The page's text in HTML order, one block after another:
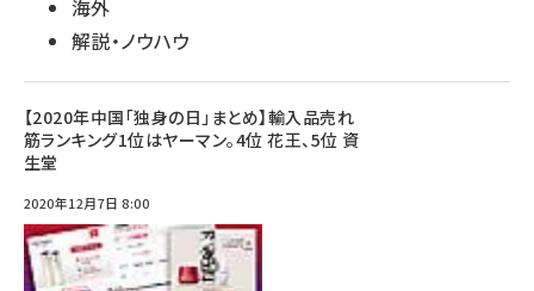
海外
解説・ノウハウ
【2020年中国「独身の日」まとめ】輸入品売れ
筋ランキング1位はヤーマン。4位 花王、5位 資
生堂
2020年12月7日 8:00